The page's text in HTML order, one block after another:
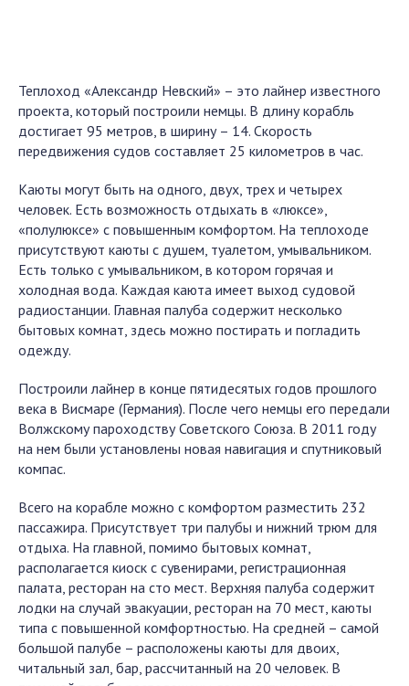
Теплоход «Александр Невский» – это лайнер известного
проекта, который построили немцы. В длину корабль
достигает 95 метров, в ширину – 14. Скорость
передвижения судов составляет 25 километров в час.
Каюты могут быть на одного, двух, трех и четырех
человек. Есть возможность отдыхать в «люксе»,
«полулюксе» с повышенным комфортом. На теплоходе
присутствуют каюты с душем, туалетом, умывальником.
Есть только с умывальником, в котором горячая и
холодная вода. Каждая каюта имеет выход судовой
радиостанции. Главная палуба содержит несколько
бытовых комнат, здесь можно постирать и погладить
одежду.
Построили лайнер в конце пятидесятых годов прошлого
века в Висмаре (Германия). После чего немцы его передали
Волжскому пароходству Советского Союза. В 2011 году
на нем были установлены новая навигация и спутниковый
компас.
Всего на корабле можно с комфортом разместить 232
пассажира. Присутствует три палубы и нижний трюм для
отдыха. На главной, помимо бытовых комнат,
располагается киоск с сувенирами, регистрационная
палата, ресторан на сто мест. Верхняя палуба содержит
лодки на случай эвакуации, ресторан на 70 мест, каюты
типа с повышенной комфортностью. На средней – самой
большой палубе – расположены каюты для двоих,
читальный зал, бар, рассчитанный на 20 человек. В